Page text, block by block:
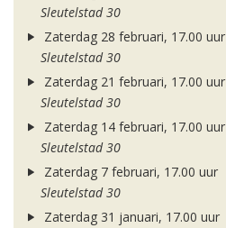
Sleutelstad 30
Zaterdag 28 februari, 17.00 uur
Sleutelstad 30
Zaterdag 21 februari, 17.00 uur
Sleutelstad 30
Zaterdag 14 februari, 17.00 uur
Sleutelstad 30
Zaterdag 7 februari, 17.00 uur
Sleutelstad 30
Zaterdag 31 januari, 17.00 uur